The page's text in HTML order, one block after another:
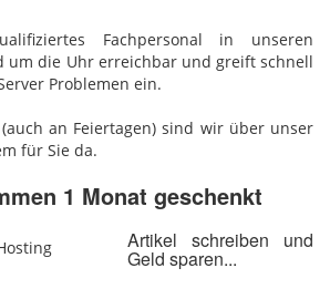
Fachpersonal in unseren
um die Uhr erreichbar und greift schnell
Problemen ein.
an Feiertagen) sind wir über unser
für Sie da.
1 Monat geschenkt
Artikel schreiben und
Geld sparen...